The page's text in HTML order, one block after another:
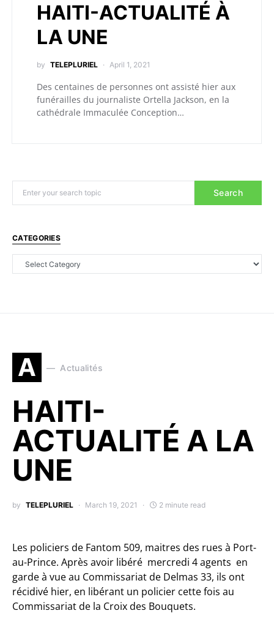
HAITI-ACTUALITÉ À
LA UNE
by TELEPLURIEL April 1, 2021
Des centaines de personnes ont assisté hier aux
funérailles du journaliste Ortella Jackson, en la
cathédrale Immaculée Conception…
Search
CATEGORIES
A Actualités
HAITI-
ACTUALITÉ A LA
UNE
by TELEPLURIEL March 19, 2021 2 minute read
Les policiers de Fantom 509, maitres des rues à Port-
au-Prince. Après avoir libéré mercredi 4 agents en
garde à vue au Commissariat de Delmas 33, ils ont
récidivé hier, en libérant un policier cette fois au
Commissariat de la Croix des Bouquets.